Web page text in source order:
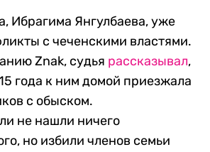
Ибрагима Янгулбаева, уже
с чеченскими властями.
Znak, судья рассказывал,
года к ним домой приезжала
с обыском.
не нашли ничего
но избили членов семьи